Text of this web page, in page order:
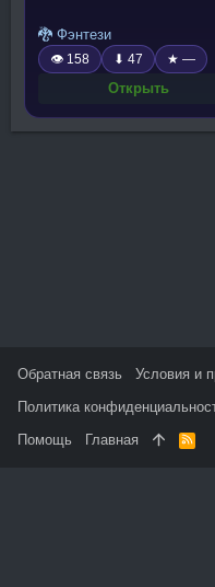
🐉 Фэнтези
👁 158 ⬇ 47 ★ —
Открыть
Обратная связь
Условия и
Политика
Помощь
Главная
R